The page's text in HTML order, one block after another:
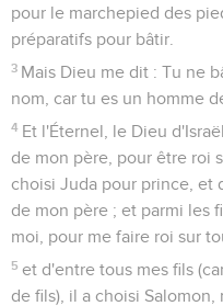
pour le marchepied des
préparatifs pour bâtir.
3 Mais Dieu me dit : Tu ne
nom, car tu es un homme
4 Et l'Éternel, le Dieu
de mon père, pour être roi
choisi Juda pour prince, et
de mon père ; et parmi les
moi, pour me faire roi sur
5 et d'entre tous mes fils
de fils), il a choisi